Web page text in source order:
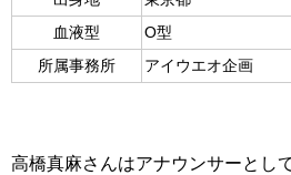
血液型
O型
所属事務所
アイウエオ企画
高橋真麻さんはアナウンサーとし